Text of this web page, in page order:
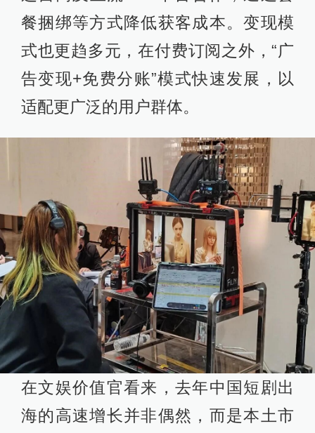
餐捆绑等方式降低获客成本。变现模
式也更趋多元，在付费订阅之外，“广
告变现+免费分账”模式快速发展，以
适配更广泛的用户群体。
在文娱价值官看来，去年中国短剧出
海的高速增长并非偶然，而是本土市